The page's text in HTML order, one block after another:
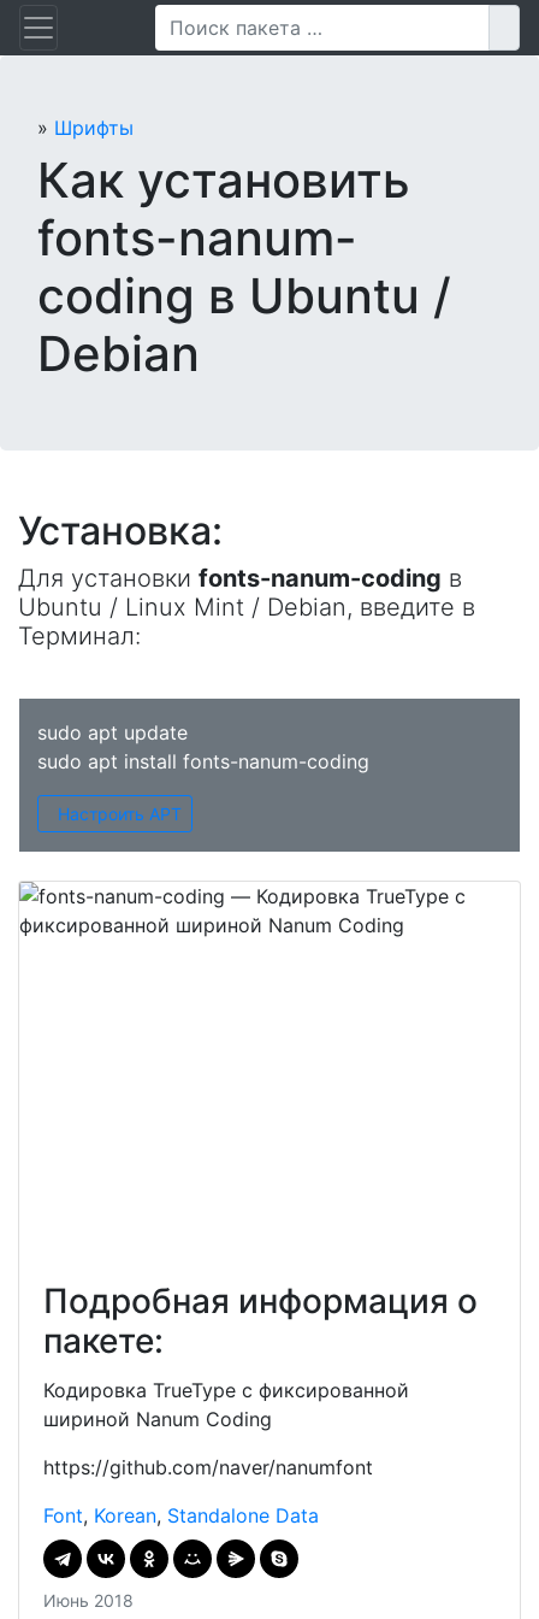
Перейти
» Шрифты
Как установить
fonts-nanum-
coding в Ubuntu /
Debian
Установка:
Для установки fonts-nanum-coding в
Ubuntu / Linux Mint / Debian, введите в
Терминал:
sudo apt update
sudo apt install fonts-nanum-coding
Настроить APT
Подробная информация о
пакете:
Кодировка TrueType с фиксированной
шириной Nanum Coding
https://github.com/naver/nanumfont
Font, Korean, Standalone Data
Июнь 2018